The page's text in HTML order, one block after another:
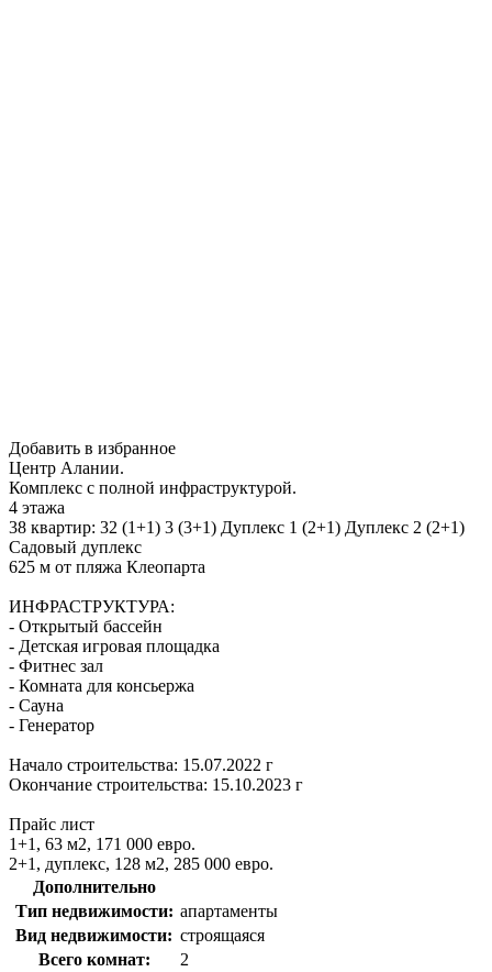
Добавить в избранное
Центр Алании.
Комплекс с полной инфраструктурой.
4 этажа
38 квартир: 32 (1+1) 3 (3+1) Дуплекс 1 (2+1) Дуплекс 2 (2+1)
Садовый дуплекс
625 м от пляжа Клеопарта
ИНФРАСТРУКТУРА:
- Открытый бассейн
- Детская игровая площадка
- Фитнес зал
- Комната для консьержа
- Сауна
- Генератор
Начало строительства: 15.07.2022 г
Окончание строительства: 15.10.2023 г
Прайс лист
1+1, 63 м2, 171 000 евро.
2+1, дуплекс, 128 м2, 285 000 евро.
Дополнительно
Тип недвижимости: апартаменты
Вид недвижимости: строящаяся
Всего комнат:
2